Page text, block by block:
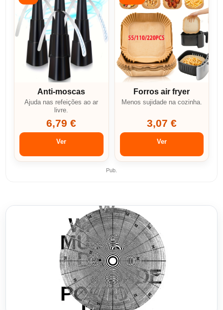
Anti-moscas
Ajuda nas refeições ao ar
livre.
6,79 €
Ver
Forros air fryer
Menos sujidade na cozinha.
3,07 €
Ver
Pub.